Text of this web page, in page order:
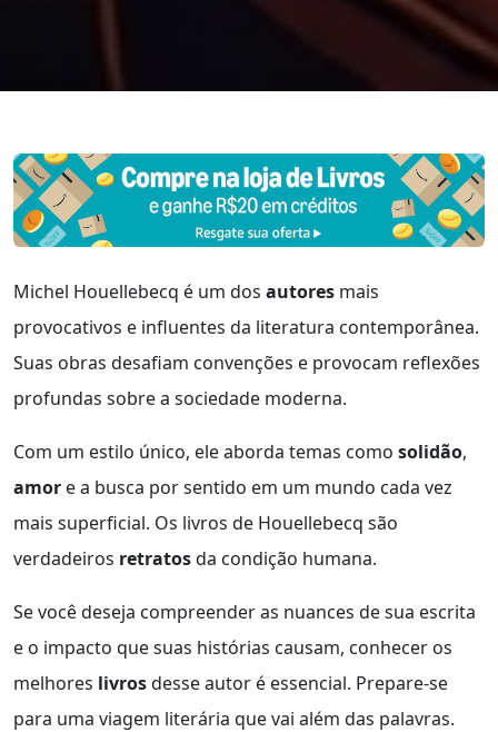
Michel Houellebecq é um dos autores mais
provocativos e influentes da literatura contemporânea.
Suas obras desafiam convenções e provocam reflexões
profundas sobre a sociedade moderna.
Com um estilo único, ele aborda temas como solidão,
amor e a busca por sentido em um mundo cada vez
mais superficial. Os livros de Houellebecq são
verdadeiros retratosda condição humana.
Se você deseja compreender as nuances de sua escrita
e o impacto que suas histórias causam, conhecer os
melhores livrosdesse autor é essencial. Prepare-se
para uma viagem literária que vai além das palavras.